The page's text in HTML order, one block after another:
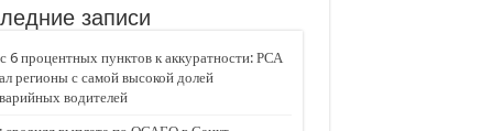
«Движение»
записи
6 процентных пунктов к аккуратности: РСА
регионы с самой высокой долей
водителей